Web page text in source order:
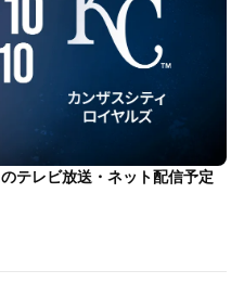
テレビ放送・ネット配信予定